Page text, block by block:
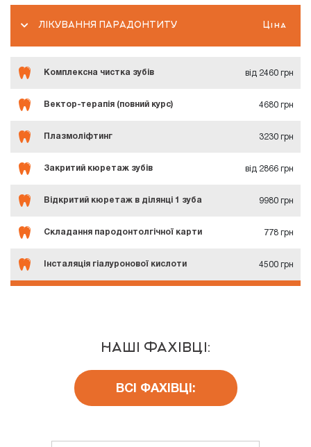
ЛІКУВАННЯ ПАРАДОНТИТУ Ціна
Комплексна чистка зубів від 2460 грн
Вектор-терапія (повний курс) 4680 грн
Плазмоліфтинг 3230 грн
Закритий кюретаж зубів від 2866 грн
Відкритий кюретаж в ділянці 1 зуба 9980 грн
Складання пародонтолгічної карти 778 грн
Інсталяція гіалуронової кислоти 4500 грн
НАШІ ФАХІВЦІ:
ВСІ ФАХІВЦІ: